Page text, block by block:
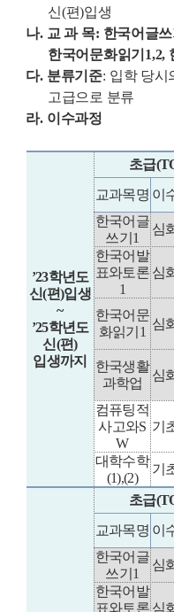
신(편)입생
나. 교 과 목: 한국어글쓰
한국어문화읽기 1,2,
다. 분류기준: 입학 당시
고급으로 분류
라. 이수과정
’23학년도
신(편)입생
~
’25학년도
신(편)
입생까지
초급
교과목명 이
한국어글
쓰기 1
심
한국어발
표와토론
1
심
한국어문
화읽기 1
심
한국생활
과학업
심
컴퓨팅적
사고와S
W
기
대학수학
(1),(2)
기
초급
교과목명 이
한국어글
쓰기 1
심
한국어발
표와토론 심